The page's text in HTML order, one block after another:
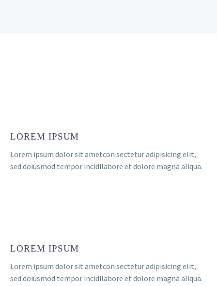
LOREM IPSUM
Lorem ipsum dolor sit ametcon sectetur adipisicing elit,
sed doiusmod tempor incidilabore et dolore magna aliqua.
LOREM IPSUM
Lorem ipsum dolor sit ametcon sectetur adipisicing elit,
sed doiusmod tempor incidilabore et dolore magna aliqua.